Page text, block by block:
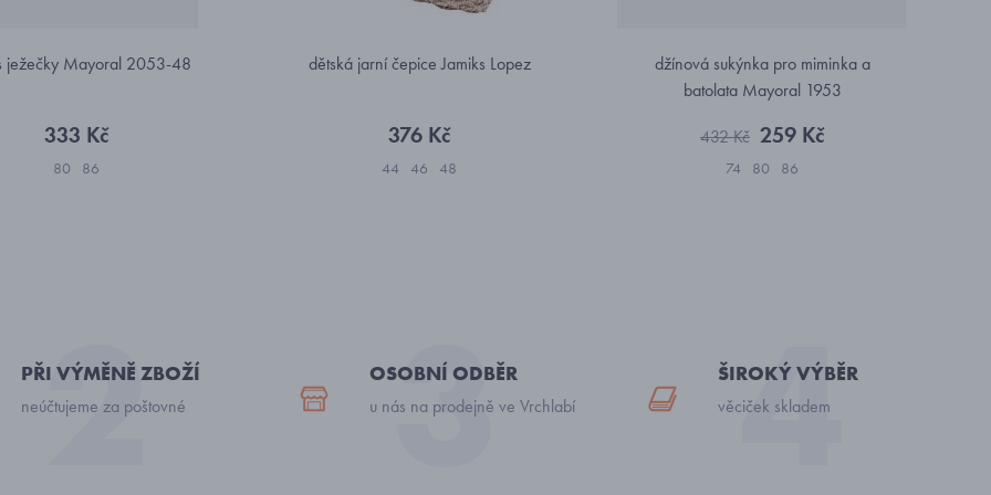
ježečky Mayoral 2053-48
333 Kč
80 86
dětská jarní čepice Jamiks Lopez
376 Kč
44 46 48
džínová sukýnka pro miminka a
batolata Mayoral 1953
432 Kč 259 Kč
74 80 86
PŘI VÝMĚNĚ ZBOŽÍ
neúčtujeme za poštovné
OSOBNÍ ODBĚR
u nás na prodejně ve Vrchlabí
ŠIROKÝ VÝBĚR
věciček skladem